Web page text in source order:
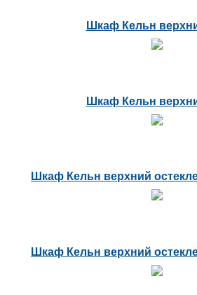
Шкаф Кельн
Шкаф Кельн
Шкаф Кельн верхний
Шкаф Кельн верхний